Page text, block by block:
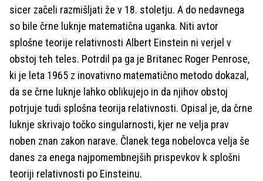
sicer začeli razmišljati že v 18. stoletju. A do nedavnega
so bile črne luknje matematična uganka. Niti avtor
splošne teorije relativnosti Albert Einstein ni verjel v
obstoj teh teles. Potrdil pa ga je Britanec Roger Penrose,
ki je leta 1965 z inovativno matematično metodo dokazal,
da se črne luknje lahko oblikujejo in da njihov obstoj
potrjuje tudi splošna teorija relativnosti. Opisal je, da črne
luknje skrivajo točko singularnosti, kjer ne velja prav
noben znan zakon narave. Članek tega nobelovca velja še
danes za enega najpomembnejših prispevkov k splošni
teoriji relativnosti po Einsteinu.